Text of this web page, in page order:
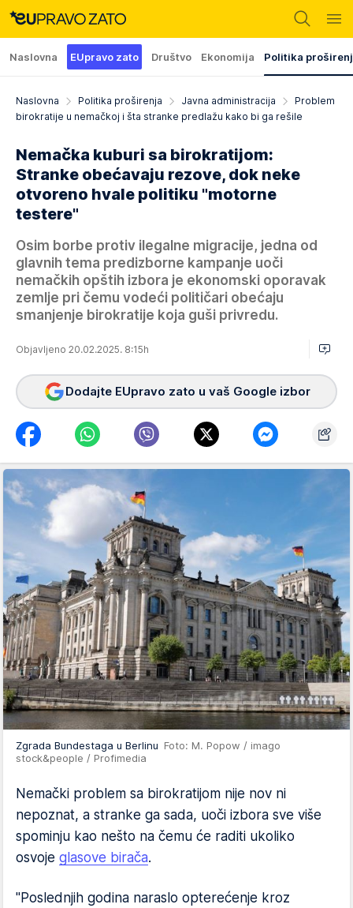
Naslovna EUpravo zato Društvo Ekonomija Politika
Naslovna Politika proširenja Javna administracija
Problem
birokratije u nemačkoj i šta stranke predlažu kako bi ga rešile
Nemačka kuburi sa birokratijom:
Stranke obećavaju rezove, dok neke
otvoreno hvale politiku "motorne
testere"
Osim borbe protiv ilegalne migracije, jedna od
glavnih tema predizborne kampanje uoči
nemačkih opštih izbora je ekonomski oporavak
zemlje pri čemu vodeći političari obećaju
smanjenje birokratije koja guši privredu.
Objavljeno 20.02.2025. 8:15h
Dodajte EUpravo zato u vaš Google izbor
Zgrada Bundestaga u Berlinu Foto: M. Popow / imago
stock&people / Profimedia
Nemački problem sa birokratijom nije nov ni
nepoznat, a stranke ga sada, uoči izbora sve više
spominju kao nešto na čemu će raditi ukoliko
osvoje glasove birača.
"Poslednjih godina naraslo opterećenje kroz